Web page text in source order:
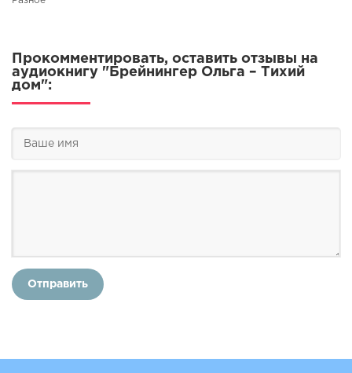
Прокомментировать, оставить отзывы на
аудиокнигу "Брейнингер Ольга – Тихий
дом":
Отправить